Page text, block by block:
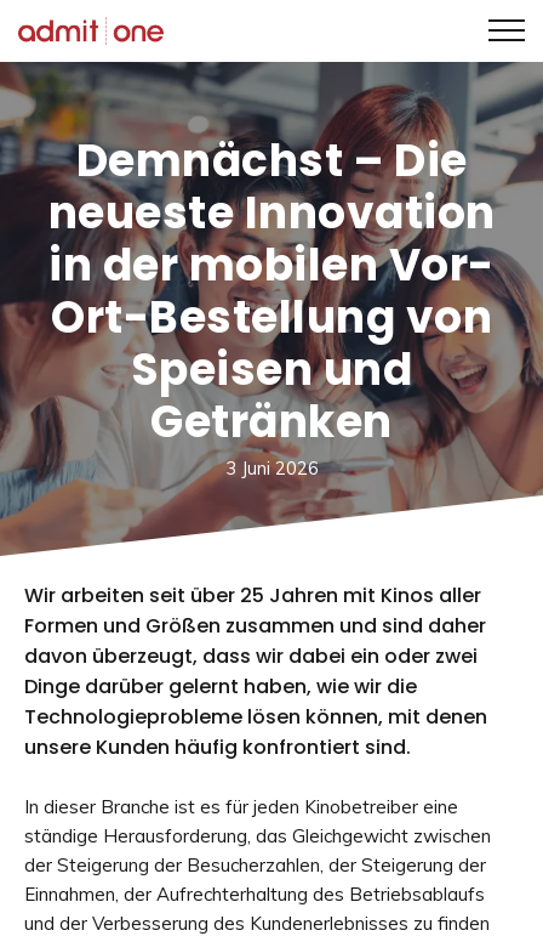
Zum
Inhalt
springen
Demnächst–Die
neueste Innovation
in der mobilen Vor-
Ort-Bestellung von
Speisen und
Getränken
3 Juni 2026
Wir arbeiten seit über 25 Jahren mit Kinos aller
Formen und Größen zusammen und sind daher
davon überzeugt, dass wir dabei ein oder zwei
Dinge darüber gelernt haben, wie wir die
Technologieprobleme lösen können, mit denen
unsere Kunden häufig konfrontiert sind.
In dieser Branche ist es für jeden Kinobetreiber eine
ständige Herausforderung, das Gleichgewicht zwischen
der Steigerung der Besucherzahlen, der Steigerung der
Einnahmen, der Aufrechterhaltung des Betriebsablaufs
und der Verbesserung des Kundenerlebnisses zu finden